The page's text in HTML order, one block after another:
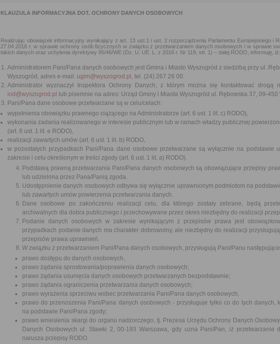
KLAUZULA INFORMACYJNA DOT. OCHRONY DANYCH OSOBOWYCH
Realizując obowiązek informacyjny wynikający z art. 13 ust.1 i ust. 2 rozporządzenia Parlamentu Europejskiego i
27.04.2016 r. w sprawie ochrony osób fizycznych w związku z przetwarzaniem danych osobowych i w sprawie
takich danych oraz uchylenia dyrektywy 95/46/WE (Dz. U. UE. L. z 2016 r. Nr 119, str. 1) – dalej RODO, informuję, iż:
Administratorem Pani/Pana danych osobowych jest Gmina i Miasto Wyszogród z siedzibą przy ul.
Wyszogród, adres e-mail: ugim@wyszogrod.pl , tel. (24) 267 26 00.
Administrator wyznaczył Inspektora Ochrony Danych, z którym można się kontaktować drogą
iod@wyszogrod.pl
lub pisemnie na adres: Urząd Gminy i Miasta Wyszogród ul. Rębowska 37, 09-450
Pani/Pana dane osobowe przetwarzane są w celu/celach:
wypełnienia obowiązku prawnego ciążącego na Administratorze (art. 6 ust. 1 lit. c) RODO),
wykonania zadania realizowanego w interesie publicznym lub w ramach władzy publicznej
(art. 6 ust. 1 lit. e RODO),
realizacji zawartych umów (art. 6 ust. 1 lit. b) RODO,
w pozostałych przypadkach Pani/Pana dane osobowe przetwarzane są wyłącznie na podstawie
zakresie i celu określonym w treści zgody (art. 6 ust. 1 lit. a) RODO).
Podstawą prawną przetwarzania Pani/Pana danych osobowych są obowiązujące przepisy
lub udzielona przez Pana/Panią zgoda.
Udostępnienie danych osobowych odbywa się wyłącznie uprawnionym podmiotom na
lub zawartych umów powierzenia przetwarzania danych.
Dane osobowe po zakończeniu realizacji celu, dla którego zostały zebrane, będą
archiwalnych dla dobra publicznego i przechowywane przez okres niezbędny do realizacji
Podanie danych osobowych w zakresie wynikającym z przepisów prawa jest
przypadkach podanie danych ma charakter dobrowolny, ale niezbędny do realizacji
przepisów prawa uprawnień.
W związku z przetwarzaniem Pani/Pana danych osobowych, przysługują Pani/Panu
prawo dostępu do danych osobowych,
prawo żądania sprostowania/poprawienia danych osobowych;
prawo żądania usunięcia danych osobowych przetwarzanych bezpodstawnie;
prawo żądania ograniczenia przetwarzania danych osobowych;
prawo wyrażenia sprzeciwu wobec przetwarzania Pani/Pana danych osobowych,
prawo do przenoszenia Pani/Pana danych osobowych - przysługuje tylko co do tych danych,
na podstawie Pani/Pana zgody;
prawo wniesienia skargi do organu nadzorczego, tj. Prezesa Urzędu Ochrony Danych
Danych Osobowych ul. Stawki 2, 00-193 Warszawa, gdy uzna Pani/Pan, iż przetwarzanie
narusza przepisy RODO.